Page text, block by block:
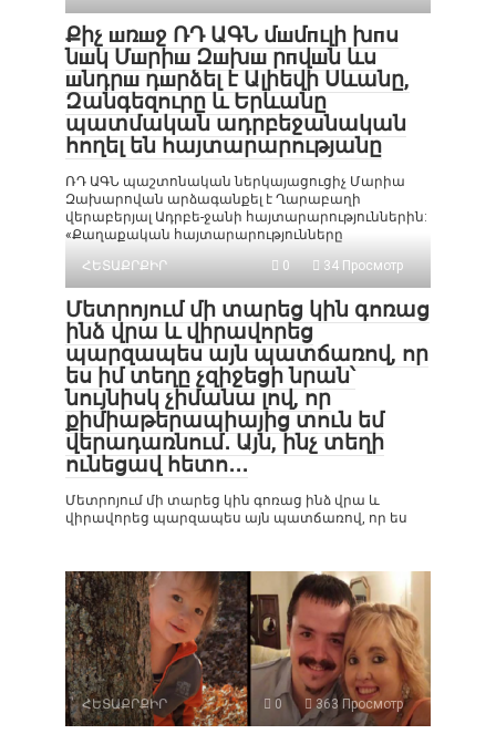
Քիչ шռшջ ՌԴ ԱԳՆ մшմпւլի խпս
նшկ Մшրիш Զшխш րпվшն ևս
шնդրш դшրձել է Ալիեվի Սևանը,
Զանգեզուրը և Երևանը
պատմական ադրբեջանական
հողել են հայտարարությանը
ՌԴ ԱԳՆ պաշտոնական ներկայացուցիչ Մարիա
Զախարովան արձագանքել է Ղարաբաղի
վերաբերյալ Ադրբե-ջանի հայտարարություններին:
«Քաղաքական հայտարարությունները
ՀԵՏԱՔՐՔԻՐ
0 34 Просмотр
Մետրոյում մի տարեց կին գոռաց
ինձ վրա և վիրավորեց
պարզապես այն պատճառով, որ
ես իմ տեղը չզիջեցի նրան՝
նույնիսկ չիմանա լով, որ
քիմիաթերապիայից տուն եմ
վերադառնում․ Այն, ինչ տեղի
ունեցավ հետո․․․
Մետրոյում մի տարեց կին գոռաց ինձ վրա և
վիրավորեց պարզապես այն պատճառով, որ ես
ՀԵՏԱՔՐՔԻՐ 0 363 Просмотр